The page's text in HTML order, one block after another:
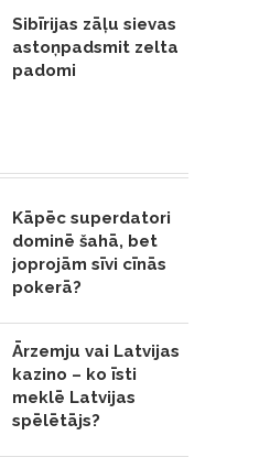
Sibīrijas zāļu sievas
astoņpadsmit zelta
padomi
Kāpēc superdatori
dominē šahā, bet
joprojām sīvi cīnās
pokerā?
Ārzemju vai Latvijas
kazino – ko īsti
meklē Latvijas
spēlētājs?